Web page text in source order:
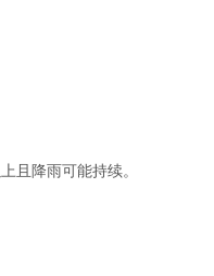
且降雨可能持续。